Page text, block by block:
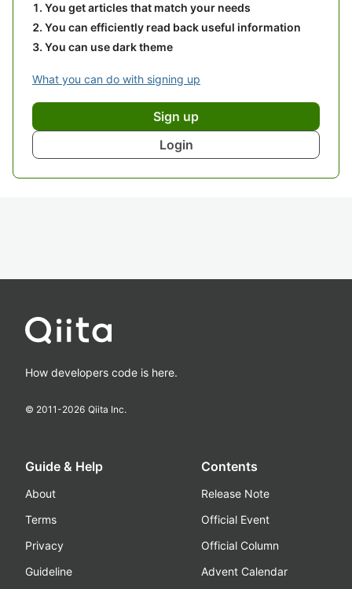
You get articles that match your needs
You can efficiently read back useful information
You can use dark theme
What you can do with signing up
Sign up
Login
How developers code is here.
© 2011-2026 Qiita Inc.
Guide & Help
About
Terms
Privacy
Guideline
Contents
Release Note
Official Event
Official Column
Advent Calendar